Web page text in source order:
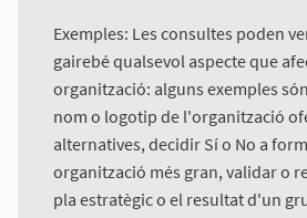
Exemples: Les consultes poden
gairebé qualsevol aspecte que
organització: alguns exemples
nom o logotip de l'organització
alternatives, decidir Sí o No a
organització més gran, validar o
pla estratègic o el resultat d'un